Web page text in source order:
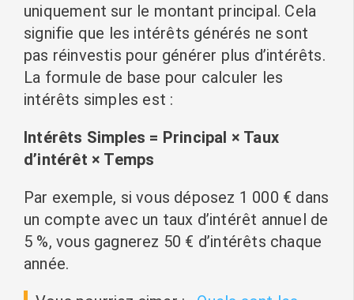
uniquement sur le montant principal. Cela
signifie que les intérêts générés ne sont
pas réinvestis pour générer plus d’intérêts.
La formule de base pour calculer les
intérêts simples est :
Intérêts Simples = Principal × Taux
d’intérêt × Temps
Par exemple, si vous déposez 1 000 € dans
un compte avec un taux d’intérêt annuel de
5 %, vous gagnerez 50 € d’intérêts chaque
année.